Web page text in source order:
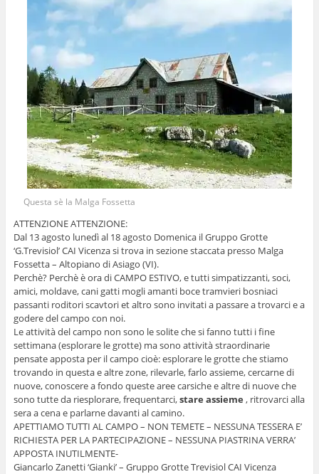
Questa sè la Malga Fossetta
ATTENZIONE ATTENZIONE:
Dal 13 agosto lunedì al 18 agosto Domenica il Gruppo Grotte
‘G.Trevisiol’ CAI Vicenza si trova in sezione staccata presso Malga
Fossetta – Altopiano di Asiago (VI).
Perchè? Perchè è ora di CAMPO ESTIVO, e tutti simpatizzanti, soci,
amici, moldave, cani gatti mogli amanti boce tramvieri bosniaci
passanti roditori scavtori et altro sono invitati a passare a trovarci e a
godere del campo con noi.
Le attività del campo non sono le solite che si fanno tutti i fine
settimana (esplorare le grotte) ma sono attività straordinarie
pensate apposta per il campo cioè: esplorare le grotte che stiamo
trovando in questa e altre zone, rilevarle, farlo assieme, cercarne di
nuove, conoscere a fondo queste aree carsiche e altre di nuove che
sono tutte da riesplorare, frequentarci,stare assieme , ritrovarci alla
sera a cena e parlarne davanti al camino.
APETTIAMO TUTTI AL CAMPO – NON TEMETE – NESSUNA TESSERA E’
RICHIESTA PER LA PARTECIPAZIONE – NESSUNA PIASTRINA VERRA’
APPOSTA INUTILMENTE-
Giancarlo Zanetti ‘Gianki’ – Gruppo Grotte Trevisiol CAI Vicenza